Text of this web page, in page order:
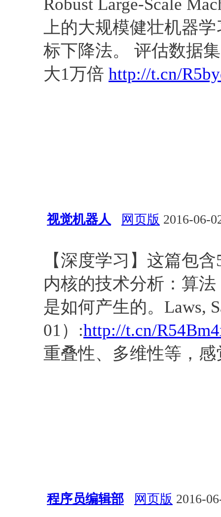
Robust Large-Scale
上的大规模健壮机器
标下降法。 评估数据
大1万倍 http://t.cn/
视觉机器人 网页版 2016-06-
【深度学习】这篇包
内核的技术分析：算
是如何产生的。Laws,
01）:http://t.cn/
重叠性、多维性等，感
程序员编辑部 网页版 2016-